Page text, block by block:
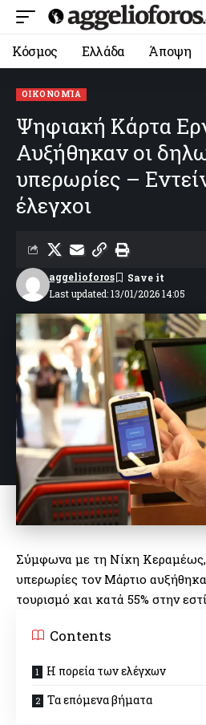
Κόσμος Ελλάδα Άποψη
ΟΙΚΟΝΟΜΊΑ
Ψηφιακή Κάρτα
Αυξήθηκαν οι
υπερωρίες –
έλεγχοι
Last updated: 13/01/2026 14:05
aggelioforos
Σύμφωνα με τη Νίκη Κεραμέως,
υπερωρίες τον Μάρτιο
τουρισμό και κατά 55% στην
Contents
Η πορεία των ελέγχων
Τα επόμενα βήματα